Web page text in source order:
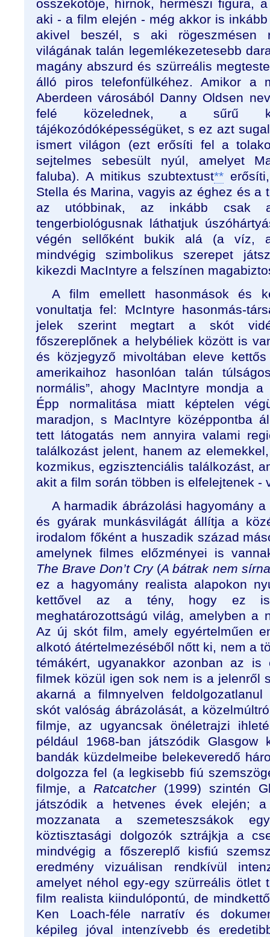
összekötője, hírnök, hermészi figura,
aki - a film elején - még akkor is
akivel beszél, s aki rögeszmésen
világának talán legemlékezetesebb
magány abszurd és szürreális
álló piros telefonfülkéhez. Amikor a
Aberdeen városából Danny Oldsen
felé közelednek, a sűrű
tájékozódóképességüket, s ez azt
ismert világon (ezt erősíti fel a
sejtelmes sebesült nyúl, amelyet
faluba). A mitikus szubtextust**erősíti,
Stella és Marina, vagyis az éghez és a
az utóbbinak, az inkább csak
tengerbiológusnak láthatjuk
végén sellőként bukik alá (a víz,
mindvégig szimbolikus szerepet
kikezdi MacIntyre a felszínen
A film emellett hasonmások és
vonultatja fel: McIntyre hasonmás-
jelek szerint megtart a skót
főszereplőnek a helybéliek között is
és közjegyző mivoltában eleve
amerikaihoz hasonlóan talán
normális”, ahogy MacIntyre mondja
Épp normalitása miatt képtelen
maradjon, s MacIntyre középpontba
tett látogatás nem annyira valami
találkozást jelent, hanem az
kozmikus, egzisztenciális találkozást,
akit a film során többen is elfelejtenek -
A harmadik ábrázolási hagyomány
és gyárak munkásvilágát állítja a
irodalom főként a huszadik század
amelynek filmes előzményei is
The Brave Don’t Cry(A bátrak nem
ez a hagyomány realista alapokon
kettővel az a tény, hogy ez is
meghatározottságú világ, amelyben a
Az új skót film, amely egyértelműen
alkotó átértelmezéséből nőtt ki, nem a
témákért, ugyanakkor azonban az
filmek közül igen sok nem is a jelenről
akarná a filmnyelven
skót valóság ábrázolását, a
filmje, az ugyancsak önéletrajzi
például 1968-ban játszódik Glasgow
bandák küzdelmeibe belekeveredő
dolgozza fel (a legkisebb fiú
filmje, a Ratcatcher(1999) szintén
játszódik a hetvenes évek elején;
mozzanata a szemeteszsákok
köztisztasági dolgozók sztrájkja a
mindvégig a főszereplő kisfiú
eredmény vizuálisan rendkívül
amelyet néhol egy-egy szürreális ötlet
film realista kiindulópontú, de
Ken Loach-féle narratív és
képileg jóval intenzívebb és